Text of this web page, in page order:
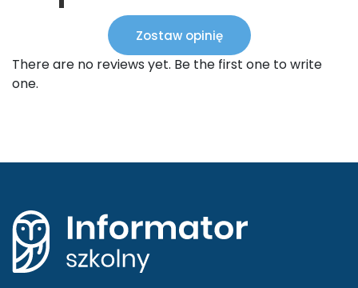
Zostaw opinię
There are no reviews yet. Be the first one to write
one.